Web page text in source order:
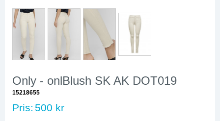
Only - onlBlush SK AK DOT019
15218655
Pris: 500 kr